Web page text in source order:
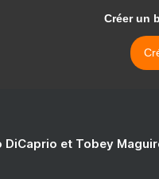
Créer un
DiCaprio et Tobey